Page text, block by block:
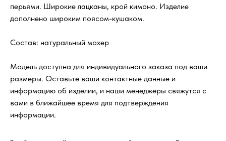
перьями. Широкие лацканы, крой кимоно. Изделие
дополнено широким поясом-кушаком.
Состав: натуральный мохер
Модель доступна для индивидуального заказа под ваши
размеры. Оставьте ваши контактные данные и
информацию об изделии, и наши менеджеры свяжутся с
вами в ближайшее время для подтверждения
информации.